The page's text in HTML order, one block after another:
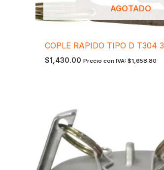
AGOTADO
COPLE RAPIDO TIPO D T304 3
$1,430.00 Precio con IVA:$1,658.80